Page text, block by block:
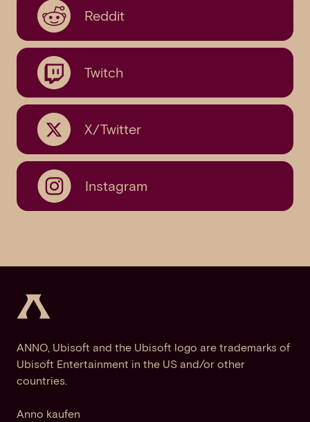
Reddit
Twitch
X/Twitter
Instagram
ANNO, Ubisoft and the Ubisoft logo are trademarks of
Ubisoft Entertainment in the US and/or other
countries.
Anno kaufen